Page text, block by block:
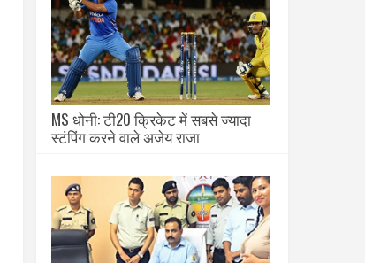
MS धोनी: टी20 क्रिकेट में सबसे ज्यादा
स्टंपिंग करने वाले अजेय राजा